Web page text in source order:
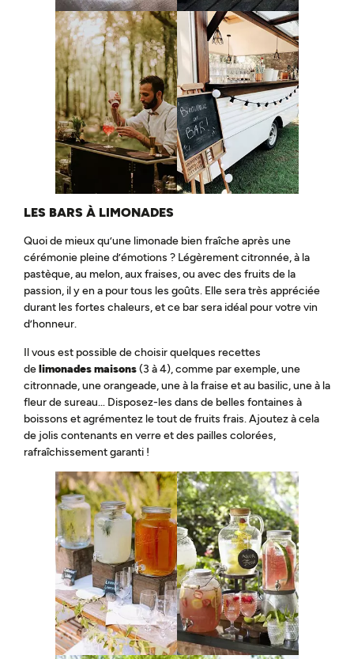
LES BARS À LIMONADES
Quoi de mieux qu’une limonade bien fraîche après une
cérémonie pleine d’émotions ? Légèrement citronnée, à la
pastèque, au melon, aux fraises, ou avec des fruits de la
passion, il y en a pour tous les goûts. Elle sera très appréciée
durant les fortes chaleurs, et ce bar sera idéal pour votre vin
d’honneur.
Il vous est possible de choisir quelques recettes
delimonades maisons(3 à 4), comme par exemple, une
citronnade, une orangeade, une à la fraise et au basilic, une à la
fleur de sureau… Disposez-les dans de belles fontaines à
boissons et agrémentez le tout de fruits frais. Ajoutez à cela
de jolis contenants en verre et des pailles colorées,
rafraîchissement garanti !